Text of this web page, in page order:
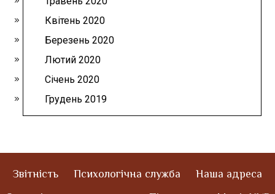
Квітень 2020
Березень 2020
Лютий 2020
Січень 2020
Грудень 2019
Звітність Психологічна служба
Наша адреса